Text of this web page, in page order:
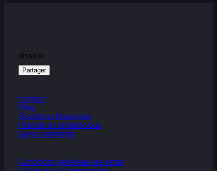
disssite
Partager
Contact
Blog
Questions fréquentes
Prendre un rendez-vous
Liens importants
Conditions générales de vente